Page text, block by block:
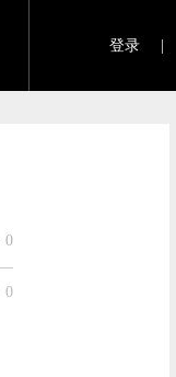
登录
0
0